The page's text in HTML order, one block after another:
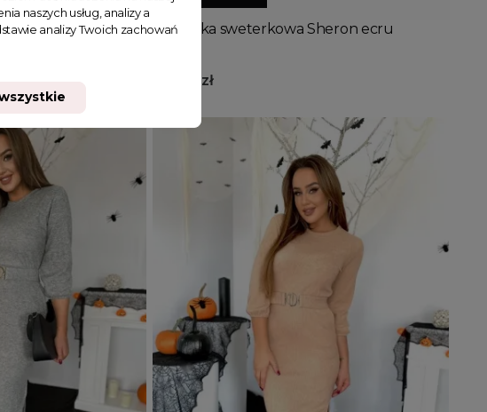
beżowa Sukienka sweterkowa Sheron ecru
159,90 zł
naszych usług, analizy a
analizy Twoich zachowań